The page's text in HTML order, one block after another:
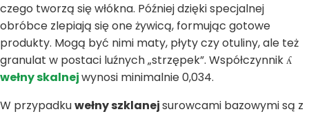
czego tworzą się włókna. Później dzięki specjalnej
obróbce zlepiają się one żywicą, formując gotowe
produkty. Mogą być nimi maty, płyty czy otuliny, ale też
granulat w postaci luźnych „strzępek”. Współczynnik ʎ
wełny skalnejwynosi minimalnie 0,034.
W przypadkuwełny szklanejsurowcami bazowymi są z